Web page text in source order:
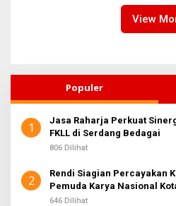
View
Populer
1
Jasa Raharja Perkuat
FKLL di Serdang Bedagai
806 Dilihat
2
Rendi Siagian Percayakan
Pemuda Karya Nasional
Sembiring
646 Dilihat